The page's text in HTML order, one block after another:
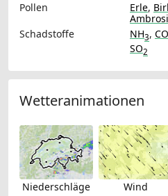
Pollen
Erle,
Schadstoffe
NH3, CO
SO2
Wetteranimationen
Niederschläge Wind